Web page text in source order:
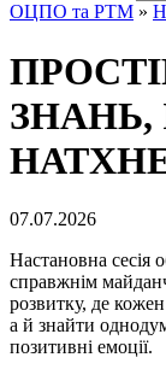
ОЦПО та РТМ »
ЗНАНЬ,
07.07.2026
Настановна сесія
справжнім
розвитку, де
а й знайти
позитивні емоції.